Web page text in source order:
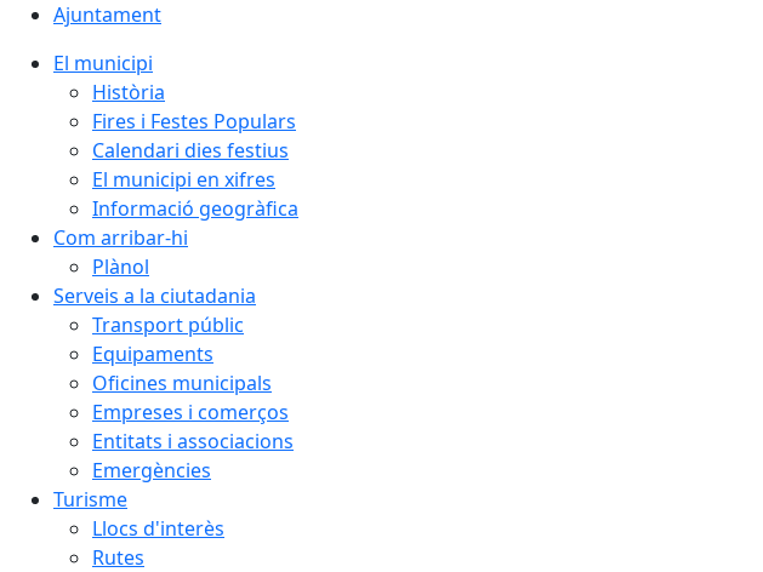
Ajuntament
El municipi
Història
Fires i Festes Populars
Calendari dies festius
El municipi en xifres
Informació geogràfica
Com arribar-hi
Plànol
Serveis a la ciutadania
Transport públic
Equipaments
Oficines municipals
Empreses i comerços
Entitats i associacions
Emergències
Turisme
Llocs d'interès
Rutes